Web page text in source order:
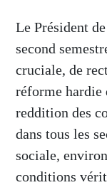
Le Président
second
cruciale, de
réforme hardie
reddition des
dans tous les
sociale,
conditions